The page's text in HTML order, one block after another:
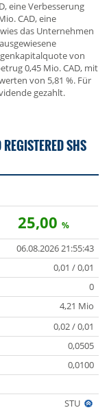
eine Verbesserung
CAD, eine
das Unternehmen
von
0,45 Mio. CAD, mit
von 5,81 %. Für
gezahlt.
SHS
25,00 %
06.08.2026 21:55:43
0,01 / 0,01
0
4,21 Mio
0,02 / 0,01
0,0505
0,0100
STU